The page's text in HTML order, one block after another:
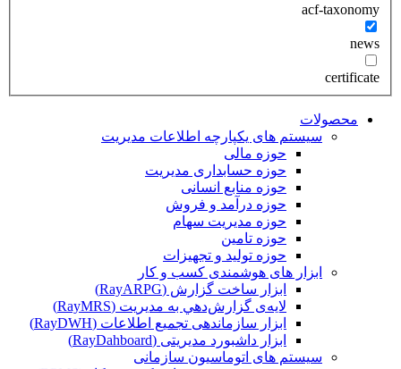
acf-taxonomy
news
certificate
محصولات
سیستم های یکپارچه اطلاعات مدیریت
حوزه مالی
حوزه حسابداری مدیریت
حوزه منابع انسانی
حوزه درآمد و فروش
حوزه مدیریت سهام
حوزه تامین
حوزه تولید و تجهیزات
ابزار های هوشمندی کسب و کار
ابزار ساخت گزارش (RayARPG)
لایه‌ی گزارش‌دهي به مديريت (RayMRS)
ابزار سازماندهی تجمیع اطلاعات (RayDWH)
ابزار داشبورد مدیریتی (RayDahboard)
سیستم های اتوماسیون سازمانی